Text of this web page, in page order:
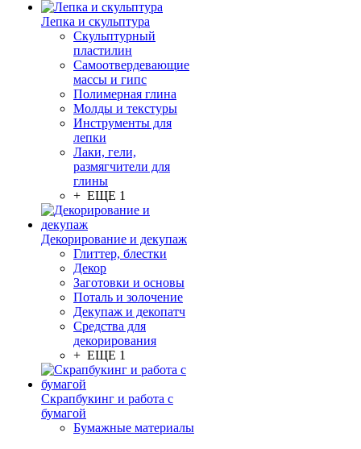
Лепка и скульптура
Скульптурный
пластилин
Самоотвердевающие
массы и гипс
Полимерная глина
Молды и текстуры
Инструменты для
лепки
Лаки, гели,
размягчители для
глины
+ ЕЩЕ 1
Декорирование и декупаж
Глиттер, блестки
Декор
Заготовки и основы
Поталь и золочение
Декупаж и декопатч
Средства для
декорирования
+ ЕЩЕ 1
Скрапбукинг и работа с
бумагой
Бумажные материалы